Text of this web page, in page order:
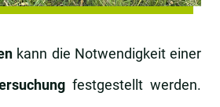
kann die Notwendigkeit einer
festgestellt werden.